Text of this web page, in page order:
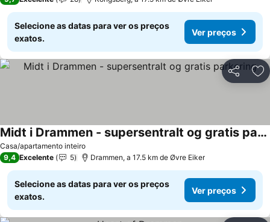
Selecione as datas para ver os preços
exatos.
Ver preços
Partilhar
Casa/apartamento inteiro
Midt i Drammen - supersentralt og gratis parkering
9,4 Excelente 5 Drammen, a 17.5 km de Øvre Eiker
Selecione as datas para ver os preços
exatos.
Ver preços